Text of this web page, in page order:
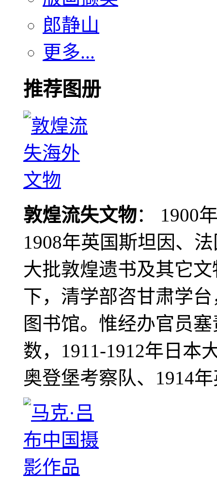
郎静山
更多...
推荐图册
敦煌流失文物： 1900
1908年英国斯坦因、
大批敦煌遗书及其它
下，清学部咨甘肃学
图书馆。惟经办官员
数，1911-1912年日本
奥登堡考察队、1914